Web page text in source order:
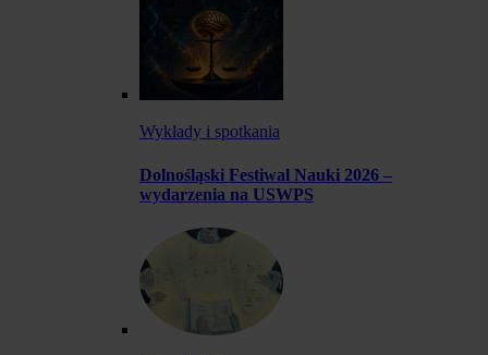
Wykłady i spotkania
Dolnośląski Festiwal Nauki 2026 –
wydarzenia na USWPS